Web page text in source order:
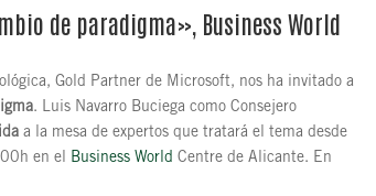
de paradigma», Business World
Gold Partner de Microsoft, nos ha invitado a
. Luis Navarro Buciega como Consejero
a la mesa de expertos que tratará el tema desde
en el
Business World Centre de Alicante. En